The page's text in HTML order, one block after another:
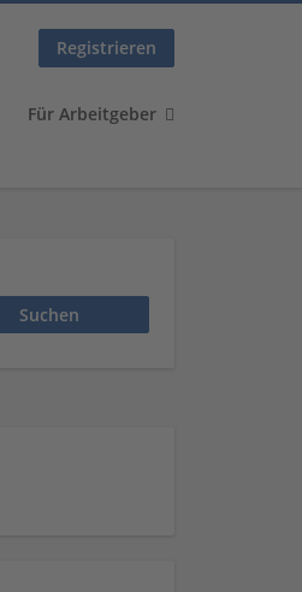
Registrieren
Für Arbeitgeber